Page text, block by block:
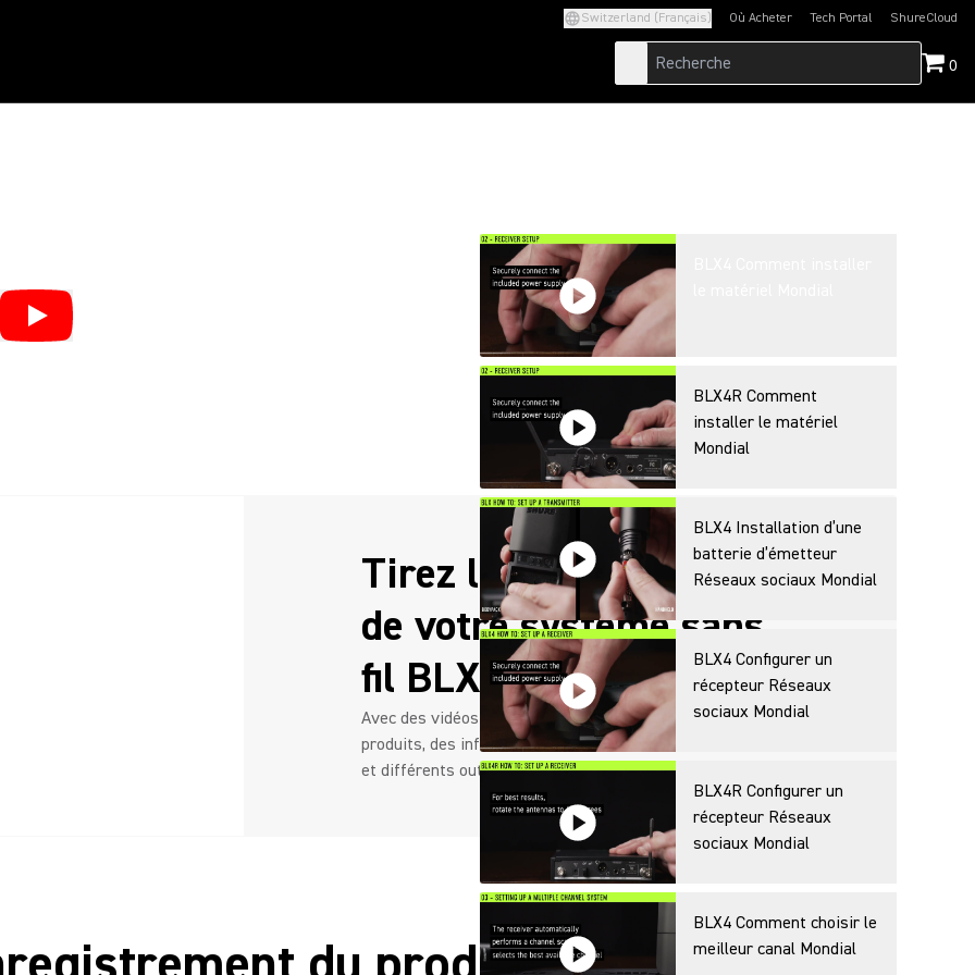
Switzerland (Français) Où Acheter Tech Portal
(Opens in a new tab)ShureCloud
(Opens in a new
0
BLX4R Comment
installer le matériel
Mondial
BLX4 Installation d’une
batterie d’émetteur
Réseaux sociaux Mondial
BLX4 Configurer un
récepteur Réseaux
sociaux Mondial
BLX4R Configurer un
récepteur Réseaux
sociaux Mondial
BLX4 Comment choisir le
meilleur canal Mondial
Tirez le meilleur parti
de votre système sans
fil BLX
Avec des vidéos d’installation et de démonstration des
produits, des informations sur les accessoires associés,
et différents outils pour vous aider à être opérationnel.